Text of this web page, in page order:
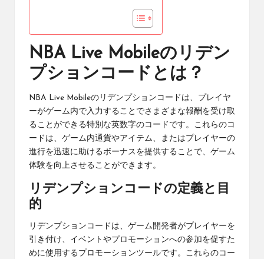
NBA Live Mobileのリデン
プションコードとは？
NBA Live Mobileのリデンプションコードは、プレイヤ
ーがゲーム内で入力することでさまざまな報酬を受け取
ることができる特別な英数字のコードです。これらのコ
ードは、ゲーム内通貨やアイテム、またはプレイヤーの
進行を迅速に助けるボーナスを提供することで、ゲーム
体験を向上させることができます。
リデンプションコードの定義と目
的
リデンプションコードは、ゲーム開発者がプレイヤーを
引き付け、イベントやプロモーションへの参加を促すた
めに使用するプロモーションツールです。これらのコー